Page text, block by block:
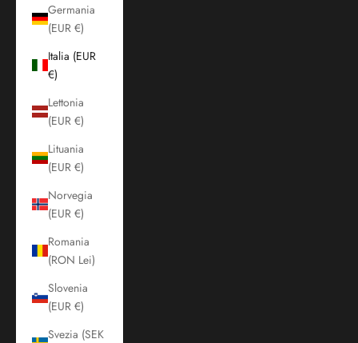
Germania
(EUR €)
Italia (EUR
€)
Lettonia
(EUR €)
Lituania
(EUR €)
Norvegia
(EUR €)
Romania
(RON Lei)
Slovenia
(EUR €)
Svezia (SEK